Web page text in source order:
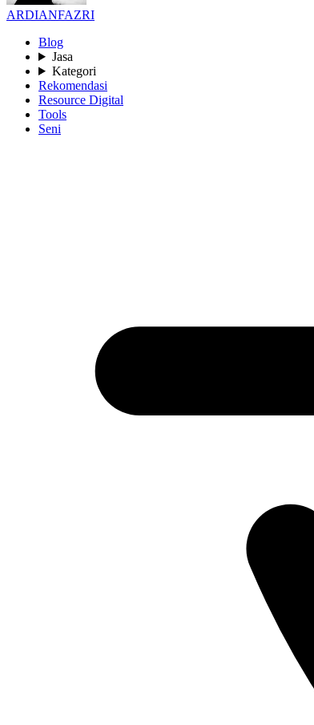
ARDIANFAZRI
Blog
Jasa
Kategori
Rekomendasi
Resource Digital
Tools
Seni